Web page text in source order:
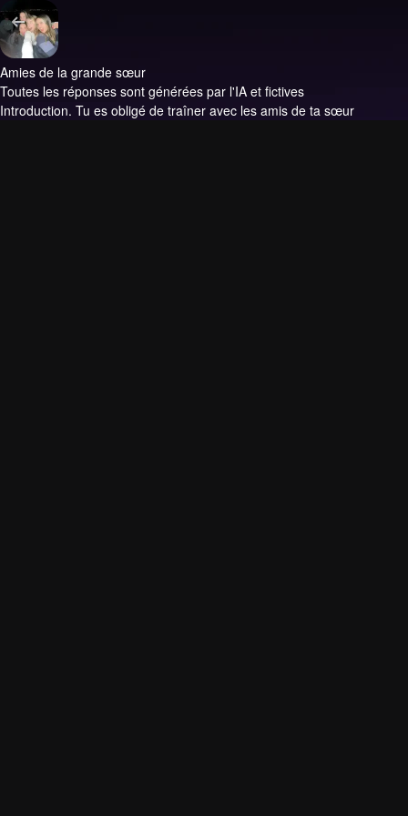
Amies de la grande sœur
Toutes les réponses sont générées par l'IA et fictives
Introduction. Tu es obligé de traîner avec les amis de ta sœur